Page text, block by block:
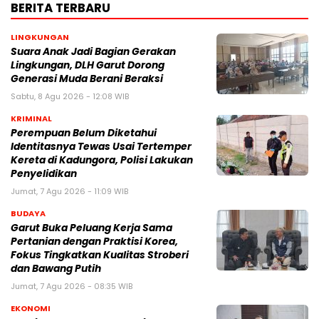
BERITA TERBARU
LINGKUNGAN
Suara Anak Jadi Bagian Gerakan
Lingkungan, DLH Garut Dorong
Generasi Muda Berani Beraksi
Sabtu, 8 Agu 2026 - 12:08 WIB
KRIMINAL
Perempuan Belum Diketahui
Identitasnya Tewas Usai Tertemper
Kereta di Kadungora, Polisi Lakukan
Penyelidikan
Jumat, 7 Agu 2026 - 11:09 WIB
BUDAYA
Garut Buka Peluang Kerja Sama
Pertanian dengan Praktisi Korea,
Fokus Tingkatkan Kualitas Stroberi
dan Bawang Putih
Jumat, 7 Agu 2026 - 08:35 WIB
EKONOMI